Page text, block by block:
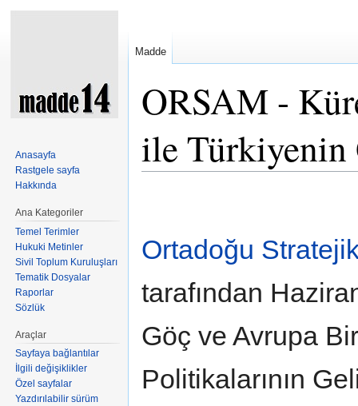
ORSAM -
ile Türkiyenin
Ortadoğu
tarafından
Göç ve Avrupa
Politikalarının
Madde
Anasayfa
Rastgele sayfa
Hakkında
Ana Kategoriler
Temel Terimler
Hukuki Metinler
Sivil Toplum Kuruluşları
Tematik Dosyalar
Raporlar
Sözlük
Araçlar
Sayfaya bağlantılar
İlgili değişiklikler
Özel sayfalar
Yazdırılabilir sürüm